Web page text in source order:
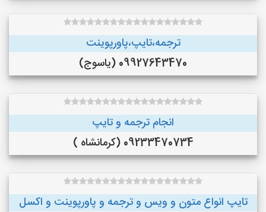
ترجمه،تایپ،پاورپوینت
09927643470 (یاسوج)
انجام ترجمه و تایپ
09233470734 (کرمانشاه )
تایپ انواع متون و ویس و ترجمه و پاورپوینت و اکسل